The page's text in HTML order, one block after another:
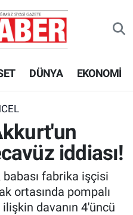
DÜNYA EKONOMİ
iddiası!
fabrika işçisi
ortasında pompalı
davanın 4'üncü
Haritası
ve Fikstür